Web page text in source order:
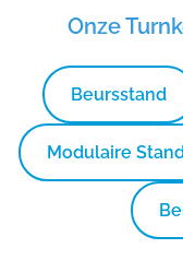
Onze
Beursstand
Modulaire